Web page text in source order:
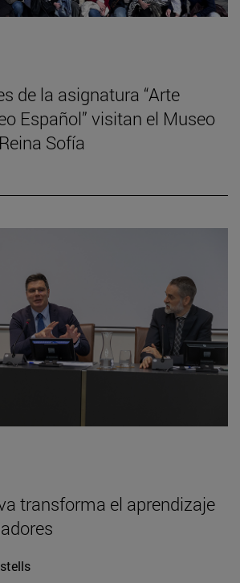
de la asignatura “Arte
Español” visitan el Museo
Sofía
transforma el aprendizaje